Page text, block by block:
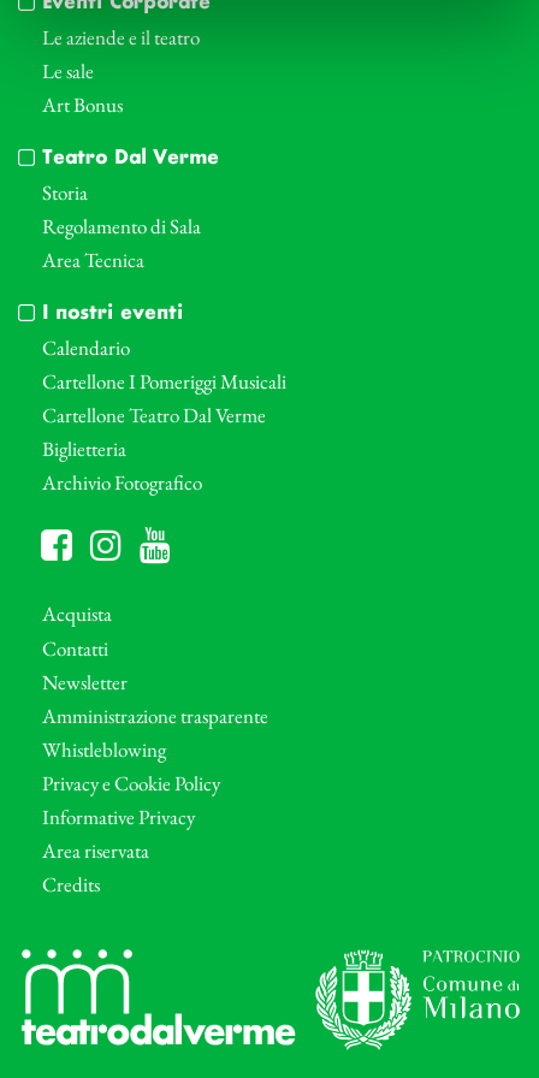
Le aziende e il teatro
Le sale
Art Bonus
Teatro Dal Verme
Storia
Regolamento di Sala
Area Tecnica
I nostri eventi
Calendario
Cartellone I Pomeriggi Musicali
Cartellone Teatro Dal Verme
Biglietteria
Archivio Fotografico
Acquista
Contatti
Newsletter
Amministrazione trasparente
Whistleblowing
Privacy e Cookie Policy
Informative Privacy
Area riservata
Credits